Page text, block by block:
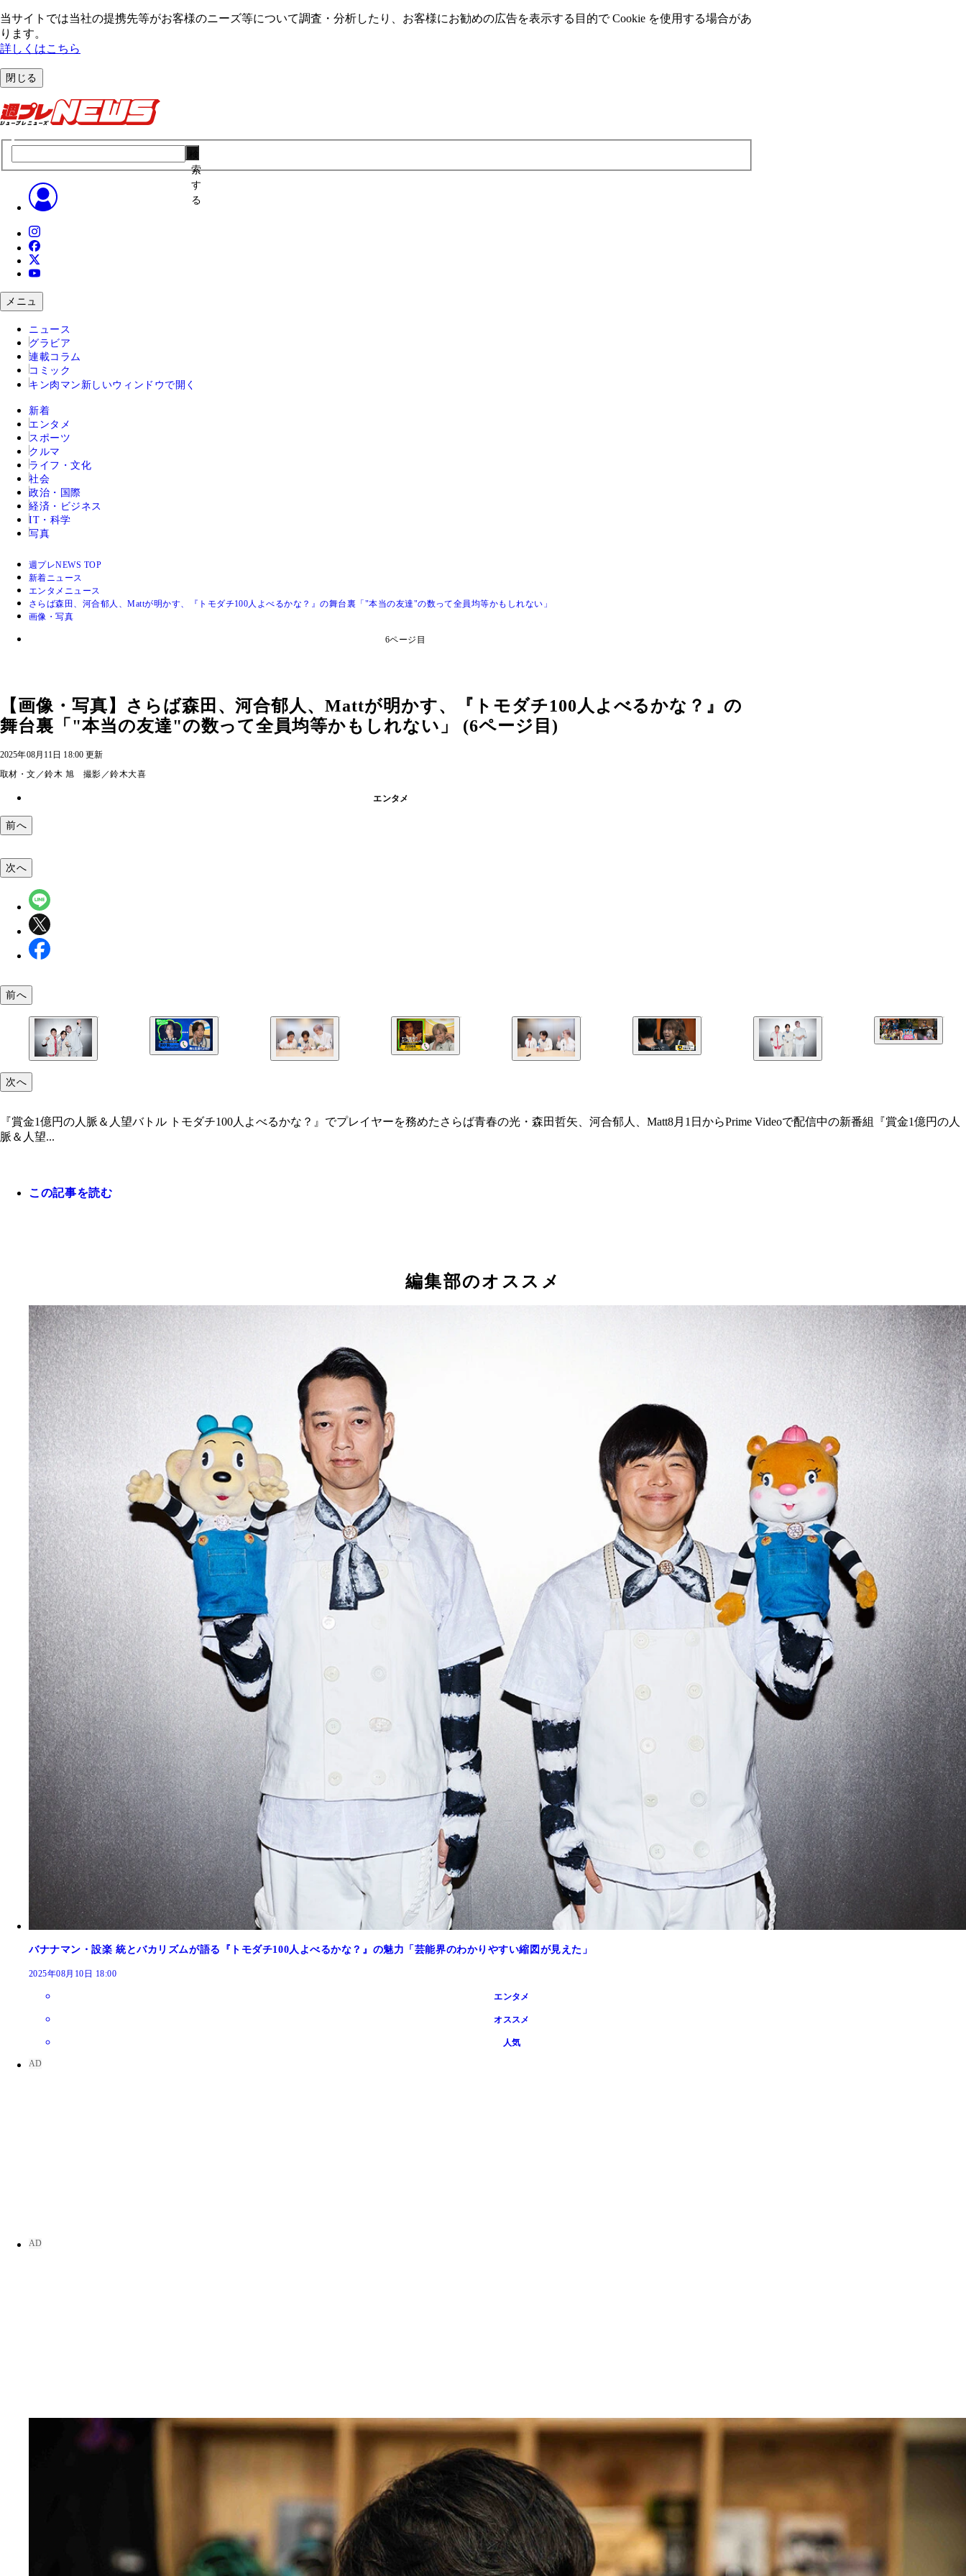
当サイトでは当社の提携先等がお客様のニーズ等について調査・分析したり、お客様にお勧めの広告を表⽰する⽬的で Cookie を使⽤する場合があ
ります。
詳しくはこちら
閉じる
索
す
る
メニュ
ニュース
グラビア
連載コラム
コミック
キン肉マン 新しいウィンドウで開く
新着
エンタメ
スポーツ
クルマ
ライフ・文化
社会
政治・国際
経済・ビジネス
IT・科学
写真
週プレNEWS TOP
新着ニュース
エンタメニュース
さらば森田、河合郁人、Mattが明かす、『トモダチ100人よべるかな？』の舞台裏「"本当の友達"の数って全員均等かもしれない」
画像・写真
6ページ目
【画像・写真】さらば森田、河合郁人、Mattが明かす、『トモダチ100人よべるかな？』の
舞台裏「"本当の友達"の数って全員均等かもしれない」 (6ページ目)
2025年08月11日 18:00 更新
取材・文／鈴木 旭 撮影／鈴木大喜
エンタメ
前へ
『賞金1億円の人脈＆人望バトル トモダチ100人よべるかな？』でプレイヤーを務めたさらば青春の光・森田哲矢、河合郁人、Matt
プレイヤーがやるのは「より多くの友達を呼び出し、待機してもらう」ことのみ
それぞれの呼んだ友達のリストを見るさらば・森田、河合郁人、Matt
プレイヤーは電話口で詳細を伝えることが禁止されている
友達論について語るさらば青春の光・森田哲矢、河合郁人、Matt
友情が試されるマネーゲームが展開されるのも見どころ
プレイヤーを務めたさらば青春の光・森田哲矢、河合郁人、Matt
次へ
前へ
次へ
『賞金1億円の人脈＆人望バトル トモダチ100人よべるかな？』でプレイヤーを務めたさらば青春の光・森田哲矢、河合郁人、Matt8月1日からPrime Videoで配信中の新番組『賞金1億円の人
脈＆人望...
この記事を読む
編集部のオススメ
バナナマン・設楽 統とバカリズムが語る『トモダチ100人よべるかな？』の魅力「芸能界のわかりやすい縮図が見えた」
2025年08月10日 18:00
エンタメ
オススメ
人気